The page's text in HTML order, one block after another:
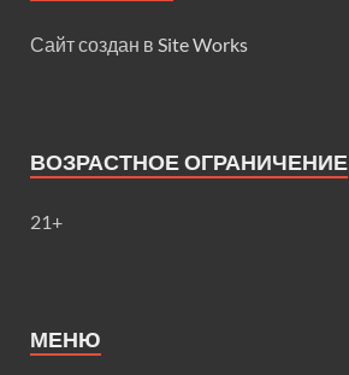
Сайт создан в Site Works
ВОЗРАСТНОЕ ОГРАНИЧЕНИЕ
21+
МЕНЮ